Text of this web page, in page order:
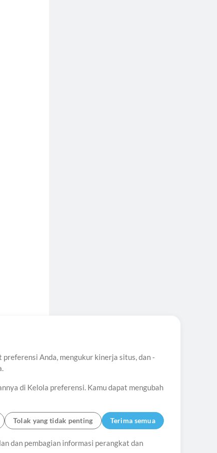
Anda, mengukur kinerja situs, dan -
di Kelola preferensi. Kamu dapat mengubah
Tolak yang tidak penting Terima semua
dan pembagian informasi perangkat dan